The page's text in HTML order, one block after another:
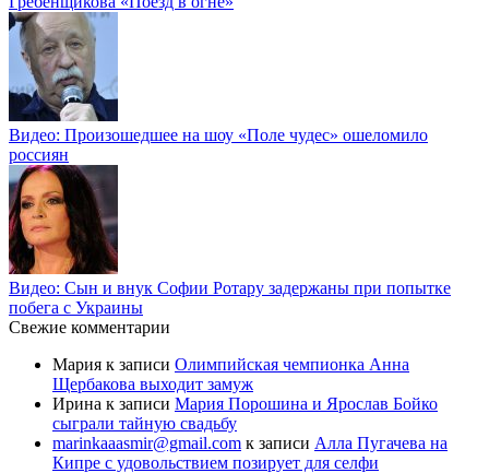
Видео: Произошедшее на шоу «Поле чудес» ошеломило
россиян
Видео: Сын и внук Софии Ротару задержаны при попытке
побега с Украины
Свежие комментарии
Мария к записи Олимпийская чемпионка Анна
Щербакова выходит замуж
Ирина к записи Мария Порошина и Ярослав Бойко
сыграли тайную свадьбу
marinkaaasmir@gmail.com к записи Алла Пугачева на
Кипре с удовольствием позирует для селфи